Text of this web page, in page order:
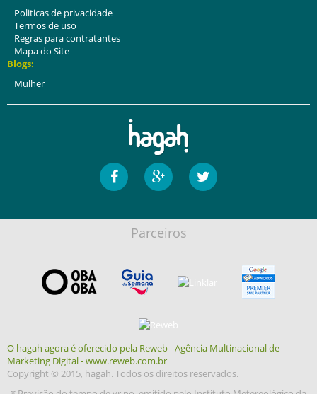
Politicas de privacidade
Termos de uso
Regras para contratantes
Mapa do Site
Blogs:
Mulher
Parceiros
O hagah agora é oferecido pela Reweb - Agência Multinacional de
Marketing Digital - www.reweb.com.br
Copyright © 2015, hagah. Todos os direitos reservados.